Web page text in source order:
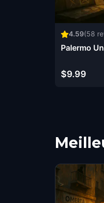
4.59(58
Palermo
$9.99